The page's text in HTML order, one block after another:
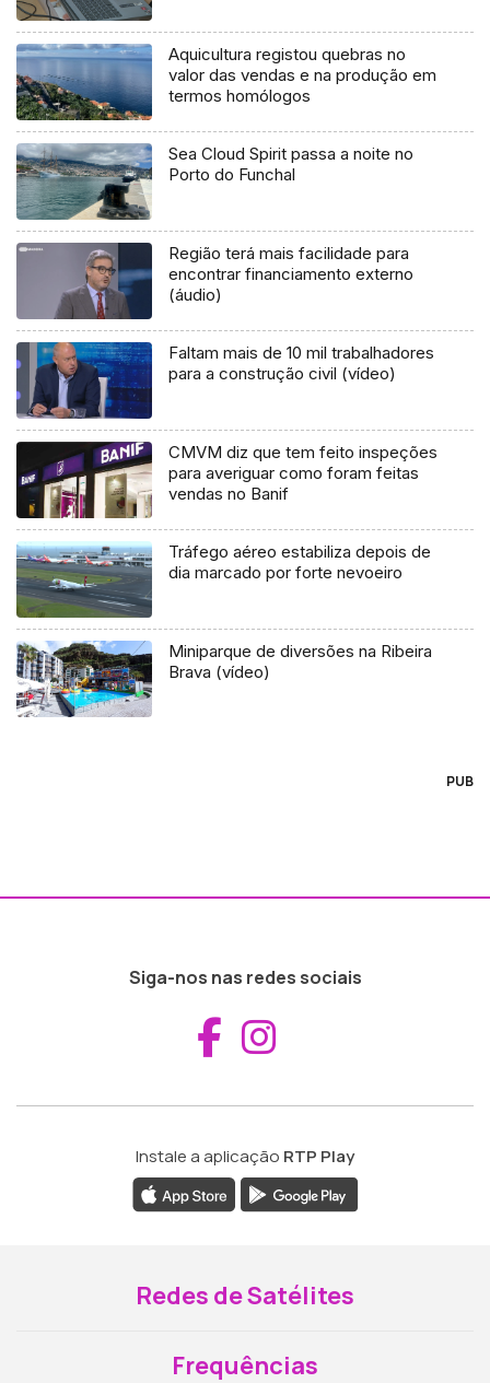
Aquicultura registou quebras no
valor das vendas e na produção em
termos homólogos
Sea Cloud Spirit passa a noite no
Porto do Funchal
Região terá mais facilidade para
encontrar financiamento externo
(áudio)
Faltam mais de 10 mil trabalhadores
para a construção civil (vídeo)
CMVM diz que tem feito inspeções
para averiguar como foram feitas
vendas no Banif
Tráfego aéreo estabiliza depois de
dia marcado por forte nevoeiro
Miniparque de diversões na Ribeira
Brava (vídeo)
PUB
Siga-nos nas redes sociais
Aceder ao
Instale a aplicação RTP Play
Redes de Satélites
Frequências